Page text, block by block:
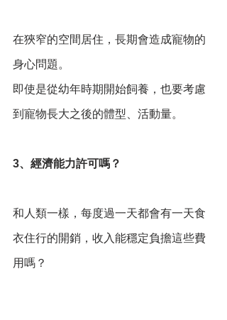
在狹窄的空間居住，長期會造成寵物的
身心問題。
即使是從幼年時期開始飼養，也要考慮
到寵物長大之後的體型、活動量。
3、經濟能力許可嗎？
和人類一樣，每度過一天都會有一天食
衣住行的開銷，收入能穩定負擔這些費
用嗎？